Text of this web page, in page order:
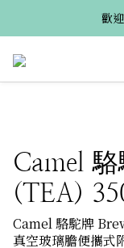
歡
Camel
(TEA)
Camel 駱駝牌
真空玻璃膽便攜式